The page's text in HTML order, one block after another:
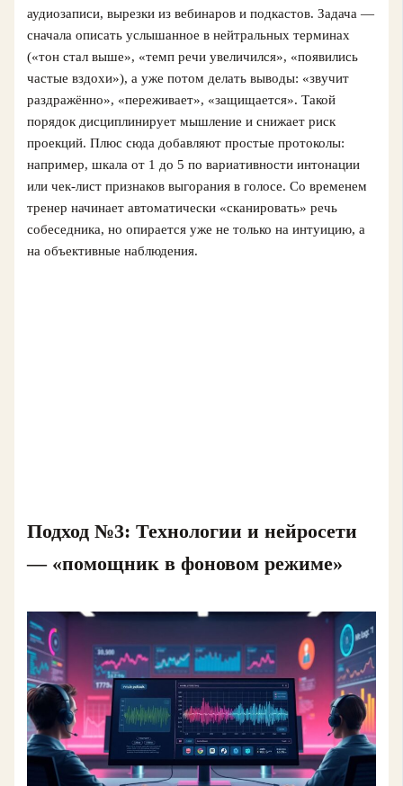
аудиозаписи, вырезки из вебинаров и подкастов. Задача —
сначала описать услышанное в нейтральных терминах
(«тон стал выше», «темп речи увеличился», «появились
частые вздохи»), а уже потом делать выводы: «звучит
раздражённо», «переживает», «защищается». Такой
порядок дисциплинирует мышление и снижает риск
проекций. Плюс сюда добавляют простые протоколы:
например, шкала от 1 до 5 по вариативности интонации
или чек-лист признаков выгорания в голосе. Со временем
тренер начинает автоматически «сканировать» речь
собеседника, но опирается уже не только на интуицию, а
на объективные наблюдения.
Подход №3: Технологии и нейросети
— «помощник в фоновом режиме»